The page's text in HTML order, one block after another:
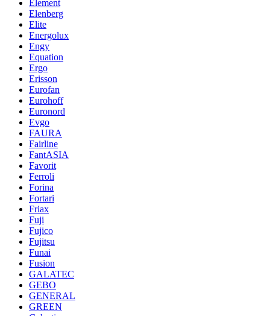
Element
Elenberg
Elite
Energolux
Engy
Equation
Ergo
Erisson
Eurofan
Eurohoff
Euronord
Evgo
FAURA
Fairline
FantASIA
Favorit
Ferroli
Forina
Fortari
Friax
Fuji
Fujico
Fujitsu
Funai
Fusion
GALATEC
GEBO
GENERAL
GREEN